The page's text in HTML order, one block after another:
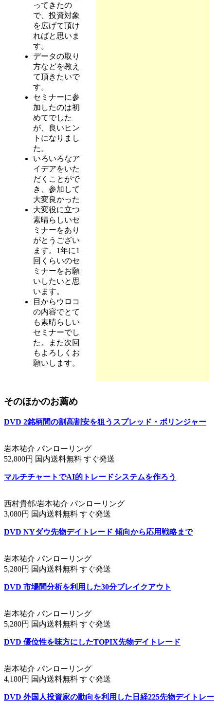
ってきたの
で、投資対象
を広げて頂け
ればと思いま
す。
データの取り
方などを教え
て頂きたいで
す。
セミナーに参
加したのは初
めてでした
が、良いヒン
トになりまし
た。
いろいろなア
イデアをいた
だくことがで
き、参加して
大変良かった
大変役に立つ
素晴らしいセ
ミナーをあり
がとうござい
ます。1年に1
回くらいのセ
ミナーをお願
いしたいと思
います。
目からウロコ
の内容でとて
も素晴らしい
セミナーでし
た。また次回
もよろしくお
願いします。
そのほかのお薦め
DVD 2銘柄間の割高割安を狙うスプレッド・ボリンジャー
岩本祐介 パンローリング
52,800円 国内送料無料 すぐ発送
マルチチャートでAI的トレードシステムを作ろう
西村貴郁/岩本祐介 パンローリング
3,080円 国内送料無料 すぐ発送
DVD NYダウ先物デイトレード 傾向から応用戦略まで
岩本祐介 パンローリング
5,280円 国内送料無料 すぐ発送
DVD 市場間分析を利用した30分ブレイクアウト
岩本祐介 パンローリング
5,280円 国内送料無料 すぐ発送
DVD 優位性を味方にしたTOPIX先物デイトレード
岩本祐介 パンローリング
4,180円 国内送料無料 すぐ発送
DVD 外国人投資家の動向を利用した日経225先物デイトレー